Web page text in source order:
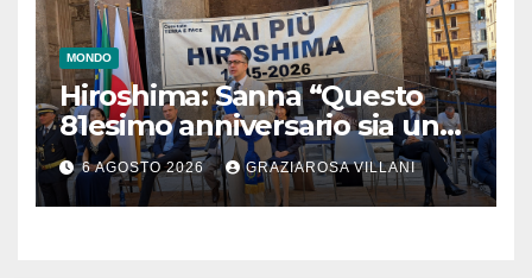
MONDO
Hiroshima: Sanna “Questo
81esimo anniversario sia un
monito per tutti”
6 AGOSTO 2026 GRAZIAROSA VILLANI